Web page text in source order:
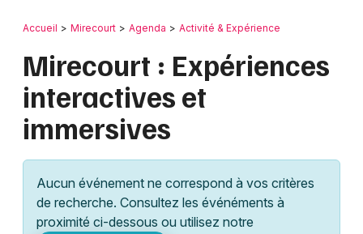
Publier un événement
Grands événements
Manifestations
Bordeaux
Colmar
Lille
Lyon
Marseille
Mulhouse
Retour
Accueil Mirecourt Agenda Activité & Expérience
Mirecourt : Expériences
interactives et
immersives
Aucun événement ne correspond à vos critères
de recherche. Consultez les événéments à
proximité ci-dessous ou utilisez notre
Où ?
Partout
Près de moi Changer de lieu
Quand ?
Aujourd'hui
Demain Ce week-end